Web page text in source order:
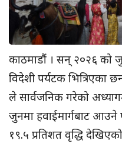
काठमाडौं । सन् २०२६ को
विदेशी पर्यटक भित्रिएका
ले सार्वजनिक गरेको
जुनमा हवाईमार्गबाट आउने
१९.५ प्रतिशत वृद्धि